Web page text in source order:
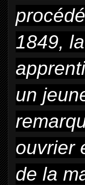
1849,
un
ouvrier
de la